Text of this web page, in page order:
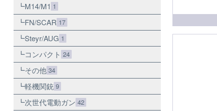
M14/M1 1
FN/SCAR 17
Steyr/AUG 1
コンパクト 24
その他 34
軽機関銃 9
次世代電動ガン 42